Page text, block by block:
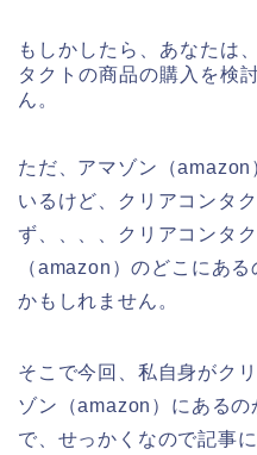
もしかしたら、あなたは
タクトの商品の購入を検
ん。
ただ、アマゾン（
いるけど、クリアコンタ
ず、、、、クリアコンタ
（amazon）のどこにあ
かもしれません。
そこで今回、私自身がク
ゾン（amazon）にある
で、せっかくなので記事